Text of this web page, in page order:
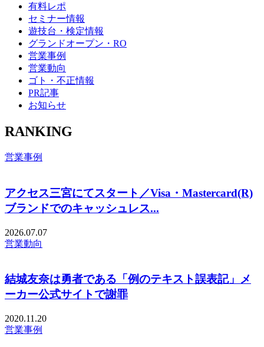
有料レポ
セミナー情報
遊技台・検定情報
グランドオープン・RO
営業事例
営業動向
ゴト・不正情報
PR記事
お知らせ
RANKING
営業事例
アクセス三宮にてスタート／Visa・Mastercard(R)
ブランドでのキャッシュレス...
2026.07.07
営業動向
結城友奈は勇者である「例のテキスト誤表記」メ
ーカー公式サイトで謝罪
2020.11.20
営業事例